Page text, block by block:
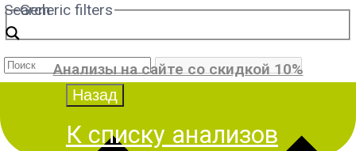
Search
Generic filters
Анализы на сайте со скидкой 10%
К списку анализов